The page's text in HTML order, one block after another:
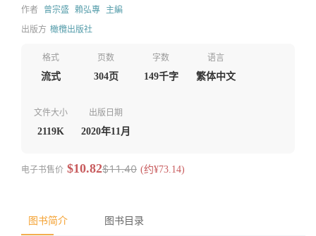
作者 曾宗盛 賴弘專 主編
出版方 橄欖出版社
格式
流式
页数
304页
字数
149千字
语言
繁体中文
文件大小
2119K
出版日期
2020年11月
电子书售价 $10.82$11.40 (约¥73.14)
图书简介 图书目录